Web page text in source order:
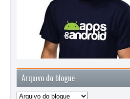
Arquivo do blogue